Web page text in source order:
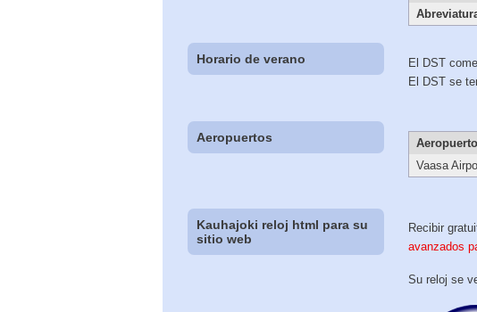
Horario de verano
El DST
El DST se
Aeropuertos Aeropuerto
Vaasa
Kauhajoki reloj html para su
sitio web
Recibir
avanzados
Su reloj se